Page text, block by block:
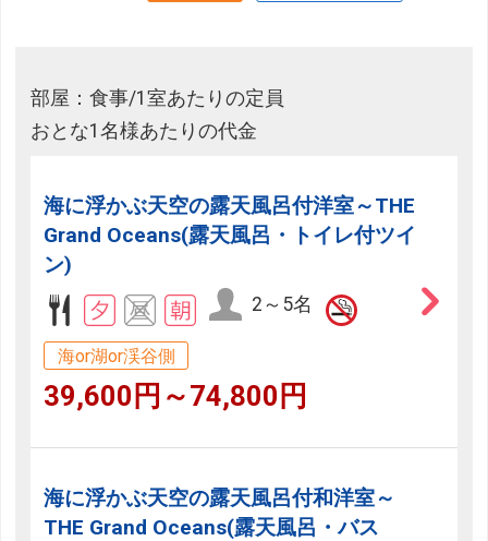
部屋：食事/1室あたりの定員
おとな1名様あたりの代金
海に浮かぶ天空の露天風呂付洋室～THE
Grand Oceans(露天風呂・トイレ付ツイ
ン)
2～5名
海or湖or渓谷側
39,600円～74,800円
海に浮かぶ天空の露天風呂付和洋室～
THE Grand Oceans(露天風呂・バス